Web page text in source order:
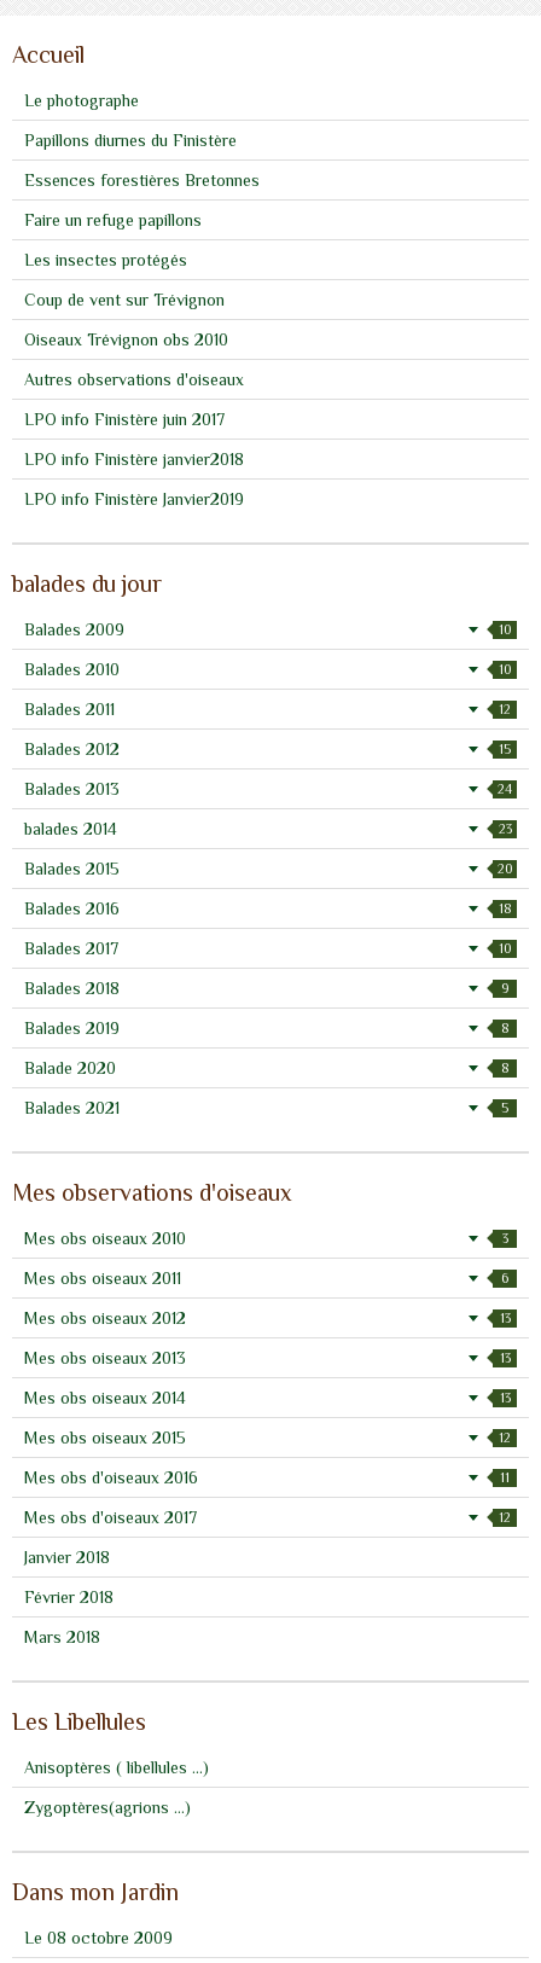
Accueil
Le photographe
Papillons diurnes du Finistère
Essences forestières Bretonnes
Faire un refuge papillons
Les insectes protégés
Coup de vent sur Trévignon
Oiseaux Trévignon obs 2010
Autres observations d'oiseaux
LPO info Finistère juin 2017
LPO info Finistère janvier2018
LPO info Finistère Janvier2019
balades du jour
Balades 2009 10
Balades 2010 10
Balades 2011 12
Balades 2012 15
Balades 2013 24
balades 2014 23
Balades 2015 20
Balades 2016 18
Balades 2017 10
Balades 2018 9
Balades 2019 8
Balade 2020 8
Balades 2021 5
Mes observations d'oiseaux
Mes obs oiseaux 2010 3
Mes obs oiseaux 2011 6
Mes obs oiseaux 2012 13
Mes obs oiseaux 2013 13
Mes obs oiseaux 2014 13
Mes obs oiseaux 2015 12
Mes obs d'oiseaux 2016 11
Mes obs d'oiseaux 2017 12
Janvier 2018
Février 2018
Mars 2018
Les Libellules
Anisoptères ( libellules ...)
Zygoptères(agrions ...)
Dans mon Jardin
Le 08 octobre 2009